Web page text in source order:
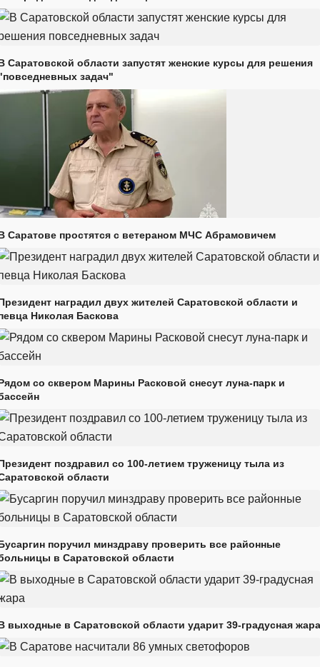
Саратовской области запустят женские курсы для решения
задач"
Саратове простятся с ветераном МЧС Абрамовичем
наградил двух жителей Саратовской области и
Николая Баскова
со сквером Марины Расковой снесут луна-парк и
поздравил со 100-летием труженицу тыла из
области
поручил минздраву проверить все районные
в Саратовской области
выходные в Саратовской области ударит 39-градусная жара